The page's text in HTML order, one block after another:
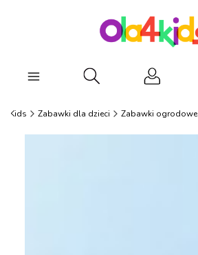
Otwórz wyszukiwarkę
Zabawki dla dzieci Zabawki ogrodowe